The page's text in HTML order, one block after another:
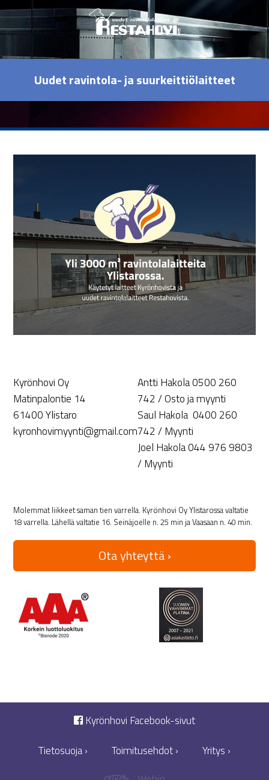
Uudet ravintola- ja suurkeittiölaitteet
Kyrönhovi Oy
Matinpalontie 14
61400 Ylistaro
kyronhovimyynti@gmail.com
Antti Hakola 0500 260
742 / Osto ja myynti
Saul Hakola 0400 260
742 / Myynti
Joel Hakola 044 976 9803
/ Myynti
Molemmat liikkeet saman tien varrella. Kyrönhovi Oy Ylistarossa valtatie
18 varrella. Lähellä valtatie 16. Seinäjoelle n. 25 min ja Vaasaan n. 40 min.
Ota yhteyttä ›
Kyrönhovi Facebook-sivut
Tietosuoja ›
Toimitusehdot › Yritys ›